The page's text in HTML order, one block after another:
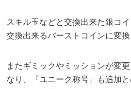
スキル玉などと交換出来た銀コ
交換出来るバーストコインに変換
またギミックやミッションが変
なり、『ユニーク称号』も追加